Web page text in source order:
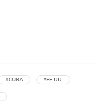
#CUBA #EE.UU.